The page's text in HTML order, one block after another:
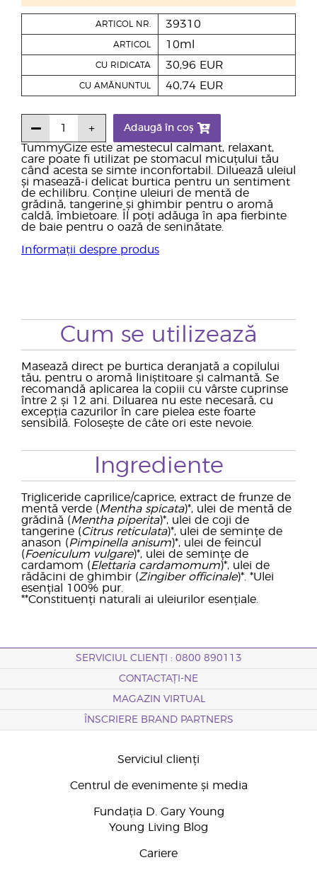
TummyGize este amestecul calmant, relaxant,
care poate fi utilizat pe stomacul micuțului tău
când acesta se simte inconfortabil. Diluează uleiul
și masează-i delicat burtica pentru un sentiment
de echilibru. Conține uleiuri de mentă de
grădină, tangerine și ghimbir pentru o aromă
caldă, îmbietoare. Îl poți adăuga în apa fierbinte
de baie pentru o oază de seninătate.
Informații despre produs
ARTICOL NR. 39310
ARTICOL 10ml
CU RIDICATA 30,96 EUR
CU AMĂNUNTUL 40,74 EUR
Adaugă în coș
Cum se utilizează
Masează direct pe burtica deranjată a copilului
tău, pentru o aromă liniștitoare și calmantă. Se
recomandă aplicarea la copiii cu vârste cuprinse
între 2 și 12 ani. Diluarea nu este necesară, cu
excepția cazurilor în care pielea este foarte
sensibilă. Folosește de câte ori este nevoie.
Ingrediente
Trigliceride caprilice/caprice, extract de frunze de
mentă verde (Mentha spicata)*, ulei de mentă de
grădină (Mentha piperita)*, ulei de coji de
tangerine (Citrus reticulata)*, ulei de semințe de
anason (Pimpinella anisum)*, ulei de feincul
(Foeniculum vulgare)*, ulei de semințe de
cardamom (Elettaria cardamomum)*, ulei de
rădăcini de ghimbir (Zingiber officinale)*. *Ulei
esențial 100% pur.
**Constituenți naturali ai uleiurilor esențiale.
SERVICIUL CLIENȚI : 0800 890113
CONTACTAȚI-NE
MAGAZIN VIRTUAL
ÎNSCRIERE BRAND PARTNERS
Serviciul clienți
Centrul de evenimente și media
Fundația D. Gary Young
Young Living Blog
Cariere